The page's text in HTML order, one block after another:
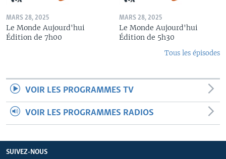
MARS 28, 2025
Le Monde Aujourd'hui
Édition de 7h00
MARS 28, 2025
Le Monde Aujourd'hui
Édition de 5h30
Tous les épisodes
VOIR LES PROGRAMMES TV
VOIR LES PROGRAMMES RADIOS
SUIVEZ-NOUS